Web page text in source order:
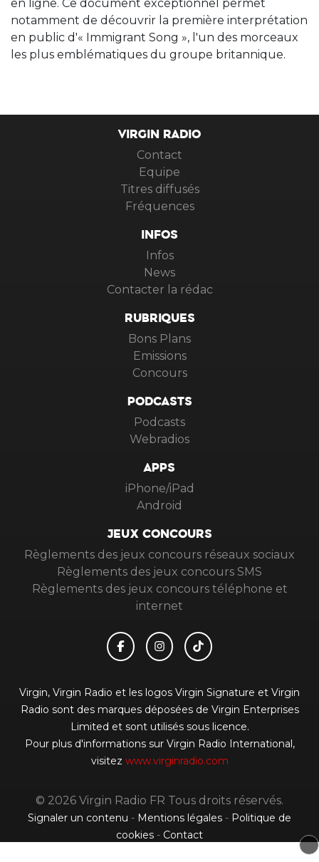
en ligne. Ce document exceptionnel permet
notamment de découvrir la première interprétation
en public d'« Immigrant Song », l'un des morceaux
les plus emblématiques du groupe britannique.
VIRGIN RADIO
Contact
Equipe
Titres diffusés
Fréquences
INFOS
Infos
News
Contacter la rédac
RUBRIQUES
Bons Plans
Emissions
Concours
PODCASTS
Podcasts
Webradios
APPS
iPhone/iPad
Android
JEUX CONCOURS
Règlements des jeux concours réseaux sociaux
Règlements des jeux concours SMS
Règlements des jeux concours téléphone et
internet
Virgin, Virgin Radio et les logos Virgin Signature et Virgin
Radio sont des marques déposées de Virgin Enterprises
Limited et sont utilisés sous licence.
Pour plus d'informations sur Virgin Radio International,
visitez www.virginradio.com
© 2026 Virgin Radio FR Tous droits réservés.
Signaler un contenu - Mentions légales - Politique de
cookies - Contact